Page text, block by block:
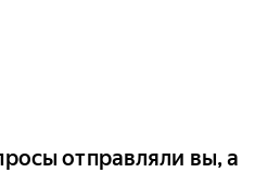
отправляли вы, а